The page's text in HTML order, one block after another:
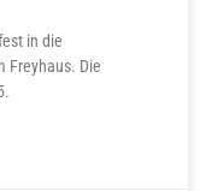
in die
Freyhaus. Die